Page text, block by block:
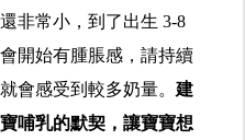
非常小，到了出生 3-8
開始有腫脹感，請持續
會感受到較多奶量。建
哺乳的默契，讓寶寶想